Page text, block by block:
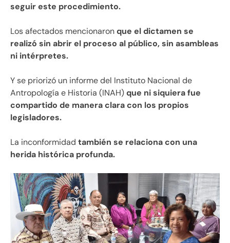
seguir este procedimiento.
Los afectados mencionaronque el dictamen se
realizó sin abrir el proceso al público, sin asambleas
ni intérpretes.
Y se priorizó un informe del Instituto Nacional de
Antropología e Historia (INAH)que ni siquiera fue
compartido de manera clara con los propios
legisladores.
La inconformidad también se relaciona con una
herida histórica profunda.